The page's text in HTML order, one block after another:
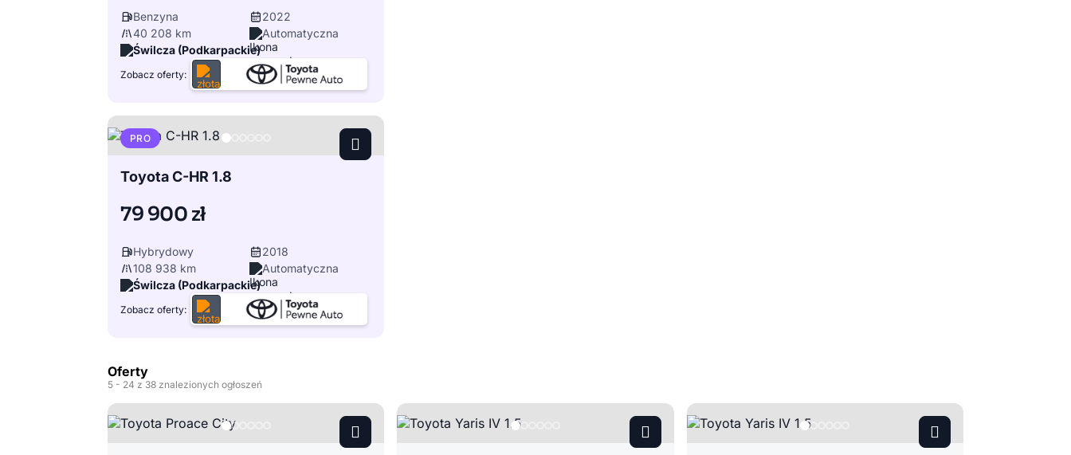
Benzyna
2022
40 208 km
Automatyczna
Świlcza (Podkarpackie)
Zobacz oferty:
PRO
Toyota C-HR 1.8
79 900 zł
Hybrydowy
2018
108 938 km
Automatyczna
Świlcza (Podkarpackie)
Zobacz oferty:
Oferty
5 - 24 z 38 znalezionych ogłoszeń